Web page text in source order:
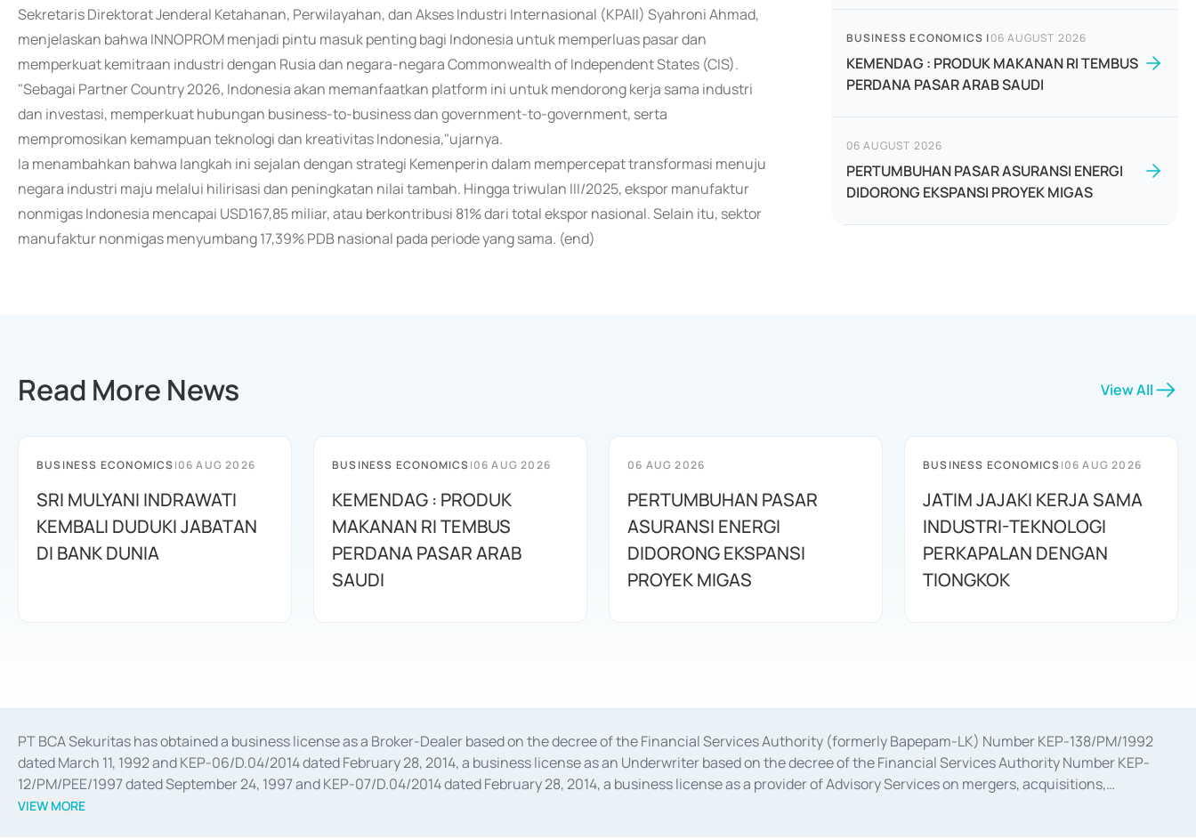
Sekretaris Direktorat Jenderal Ketahanan, Perwilayahan, dan Akses Industri Internasional (KPAII) Syahroni Ahmad,
menjelaskan bahwa INNOPROM menjadi pintu masuk penting bagi Indonesia untuk memperluas pasar dan
memperkuat kemitraan industri dengan Rusia dan negara-negara Commonwealth of Independent States (CIS).
"Sebagai Partner Country 2026, Indonesia akan memanfaatkan platform ini untuk mendorong kerja sama industri
dan investasi, memperkuat hubungan business-to-business dan government-to-government, serta
mempromosikan kemampuan teknologi dan kreativitas Indonesia,"ujarnya.
Ia menambahkan bahwa langkah ini sejalan dengan strategi Kemenperin dalam mempercepat transformasi menuju
negara industri maju melalui hilirisasi dan peningkatan nilai tambah. Hingga triwulan III/2025, ekspor manufaktur
nonmigas Indonesia mencapai USD167,85 miliar, atau berkontribusi 81% dari total ekspor nasional. Selain itu, sektor
manufaktur nonmigas menyumbang 17,39% PDB nasional pada periode yang sama. (end)
BUSINESS ECONOMICS |06 AUGUST 2026
KEMENDAG : PRODUK MAKANAN RI TEMBUS
PERDANA PASAR ARAB SAUDI
06 AUGUST 2026
PERTUMBUHAN PASAR ASURANSI ENERGI
DIDORONG EKSPANSI PROYEK MIGAS
Read More News View All
BUSINESS ECONOMICS|06 AUG 2026
SRI MULYANI INDRAWATI
KEMBALI DUDUKI JABATAN
DI BANK DUNIA
BUSINESS ECONOMICS|06 AUG 2026
KEMENDAG : PRODUK
MAKANAN RI TEMBUS
PERDANA PASAR ARAB
SAUDI
06 AUG 2026
PERTUMBUHAN PASAR
ASURANSI ENERGI
DIDORONG EKSPANSI
PROYEK MIGAS
BUSINESS ECONOMICS|06 AUG 2026
JATIM JAJAKI KERJA SAMA
INDUSTRI-TEKNOLOGI
PERKAPALAN DENGAN
TIONGKOK
PT BCA Sekuritas has obtained a business license as a Broker-Dealer based on the decree of the Financial Services Authority (formerly Bapepam-LK) Number KEP-138/PM/1992
dated March 11, 1992 and KEP-06/D.04/2014 dated February 28, 2014, a business license as an Underwriter based on the decree of the Financial Services Authority Number KEP-
12/PM/PEE/1997 dated September 24, 1997 and KEP-07/D.04/2014 dated February 28, 2014, a business license as a provider of Advisory Services on mergers, acquisitions,
divestments, and joint ventures based on the decree of the Financial Services Authority Number S-67/PM.21/2014 dated February 28, 2014, a business license as a provider of
VIEW MORE